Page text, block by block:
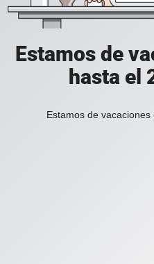
Estamos de
hasta el
Estamos de